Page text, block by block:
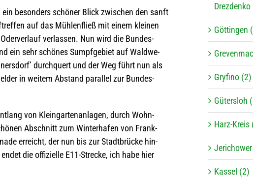
beson­ders schö­ner Blick zwi­schen den sanft
auf das Müh­len­fließ mit einem klei­nen
ver­las­sen. Nun wird die Bun­des­
ein sehr schö­nes Sumpf­ge­biet auf Wald­we­
durch­quert und der Weg führt nun als
in wei­tem Abstand par­al­lel zur Bun­des­
von Klein­gar­ten­an­la­gen, durch Wohn-
Abschnitt zum Win­ter­ha­fen von Frank­
erreicht, der nun bis zur Stadt­brü­cke hin­
die offi­zi­elle E11-Stre­cke, ich habe hier
Drezdenko
Göttingen
Gryfino (2)
Gütersloh
Harz-Kreis
Kassel (2)